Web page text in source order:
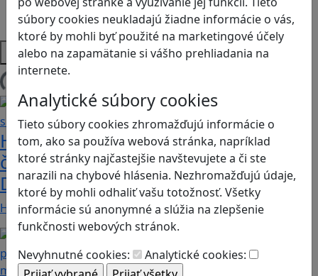
súbory cookies neukladajú žiadne informácie o vás,
ktoré by mohli byť použité na marketingové účely
alebo na zapamätanie si vášho prehliadania na
internete.
Analytické súbory cookies
Tieto súbory cookies zhromažďujú informácie o
tom, ako sa používa webová stránka, napríklad
ktoré stránky najčastejšie navštevujete a či ste
narazili na chybové hlásenia. Nezhromažďujú údaje,
ktoré by mohli odhaliť vašu totožnosť. Všetky
informácie sú anonymné a slúžia na zlepšenie
funkčnosti webových stránok.
Nevyhnutné cookies:
Analytické cookies:
Strategické myslenie
Zdravie a pohyb
Platformy
Heritage Quest AR: Vráťte sa do
časov, keď Rímska ríša siahala až po
Dunaj
Heritage Quest AR je mobilná hra, ktorá ponúka…